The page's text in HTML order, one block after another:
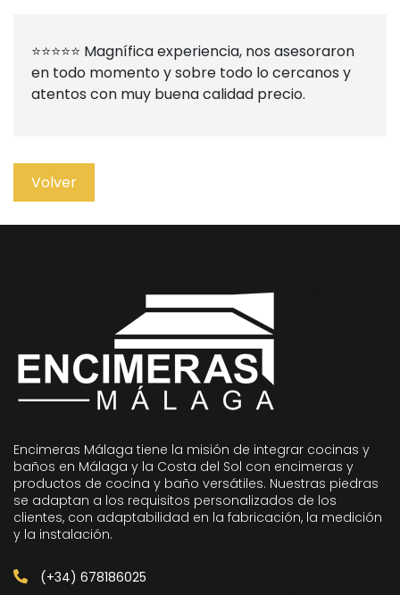
⭐⭐⭐⭐⭐ Magnífica experiencia, nos asesoraron
en todo momento y sobre todo lo cercanos y
atentos con muy buena calidad precio.
Volver
Encimeras Málaga tiene la misión de integrar cocinas y
baños en Málaga y la Costa del Sol con encimeras y
productos de cocina y baño versátiles. Nuestras piedras
se adaptan a los requisitos personalizados de los
clientes, con adaptabilidad en la fabricación, la medición
y la instalación.
(+34) 678186025